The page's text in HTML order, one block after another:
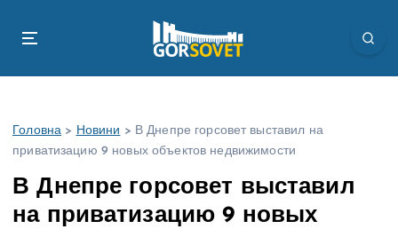
Головна > Новини > В Днепре горсовет выставил на
приватизацию 9 новых объектов недвижимости
В Днепре горсовет выставил
на приватизацию 9 новых